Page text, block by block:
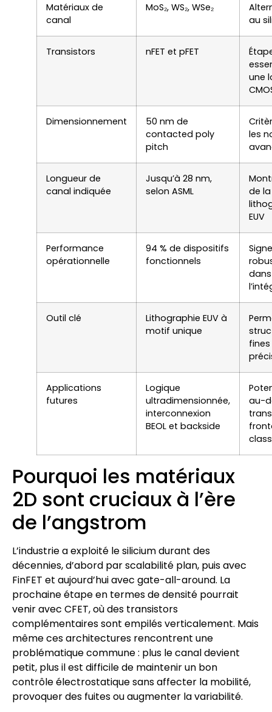
Matériaux de
canal
MoS₂, WS₂, WSe₂
au
Transistors nFET et pFET
une
Dimensionnement
50 nm de
contacted poly
pitch
les
Longueur de
canal indiquée
Jusqu’à 28 nm,
selon ASML
de la
EUV
Performance
opérationnelle
94 % de dispositifs
fonctionnels
dans
Outil clé
Lithographie EUV à
motif unique
Applications
futures
Logique
ultradimensionnée,
interconnexion
BEOL et backside
au-
Pourquoi les matériaux
2D sont cruciaux à l’ère
de l’angstrom
L’industrie a exploité le silicium durant des
décennies, d’abord par scalabilité plan, puis avec
FinFET et aujourd’hui avec gate-all-around. La
prochaine étape en termes de densité pourrait
venir avec CFET, où des transistors
complémentaires sont empilés verticalement. Mais
même ces architectures rencontrent une
problématique commune : plus le canal devient
petit, plus il est difficile de maintenir un bon
contrôle électrostatique sans affecter la mobilité,
provoquer des fuites ou augmenter la variabilité.